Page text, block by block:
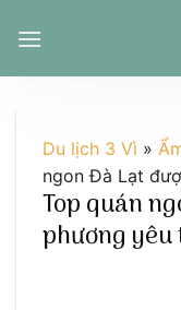
đến
Du lịch 3 Vì »
ngon Đà Lạt
Top quán
phương